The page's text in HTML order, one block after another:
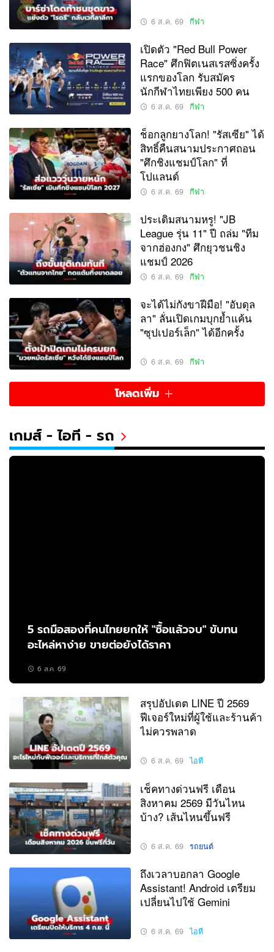
6 ส.ค. 69 กีฬา
เปิดตัว "Red Bull Power
Race" ศึกฟิตเนสเรสซิ่งครั้ง
แรกของโลก รับสมัคร
นักกีฬาไทยเพียง 500 คน
6 ส.ค. 69 กีฬา
ช็อกลูกยางโลก! "รัสเซีย" ได้
สิทธิ์คืนสนามประกาศถอน
"ศึกชิงแชมป์โลก" ที่
โปแลนด์
6 ส.ค. 69 กีฬา
ประเดิมสนามหรู! "JB
League รุ่น 11" ปี ถล่ม "ทีม
จากฮ่องกง" ศึกยุวชนชิง
แชมป์ 2026
6 ส.ค. 69 กีฬา
จะได้ไม่กังขาฝีมือ! "อับดุล
ลา" ลั่นเปิดเกมบุกย้ำแค้น
"ซุปเปอร์เล็ก" ได้อีกครั้ง
6 ส.ค. 69 กีฬา
โหลดเพิ่ม
เกมส์ - ไอที - รถ
5 รถมือสองที่คนไทยยกให้ "ซื้อแล้วจบ" ขับทน
อะไหล่หาง่าย ขายต่อยังได้ราคา
6 ส.ค. 69
สรุปอัปเดต LINE ปี 2569
ฟีเจอร์ใหม่ที่ผู้ใช้และร้านค้า
ไม่ควรพลาด
6 ส.ค. 69 ไอที
เช็คทางด่วนฟรี เดือน
สิงหาคม 2569 มีวันไหน
บ้าง? เส้นไหนขึ้นฟรี
6 ส.ค. 69 รถยนต์
ถึงเวลาบอกลา Google
Assistant! Android เตรียม
เปลี่ยนไปใช้ Gemini
6 ส.ค. 69 ไอที